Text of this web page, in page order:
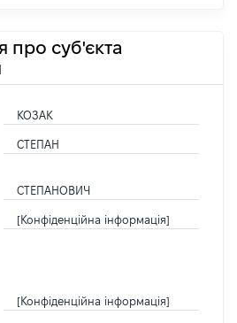
про суб'єкта
КОЗАК
СТЕПАН
СТЕПАНОВИЧ
[Конфіденційна інформація]
[Конфіденційна інформація]